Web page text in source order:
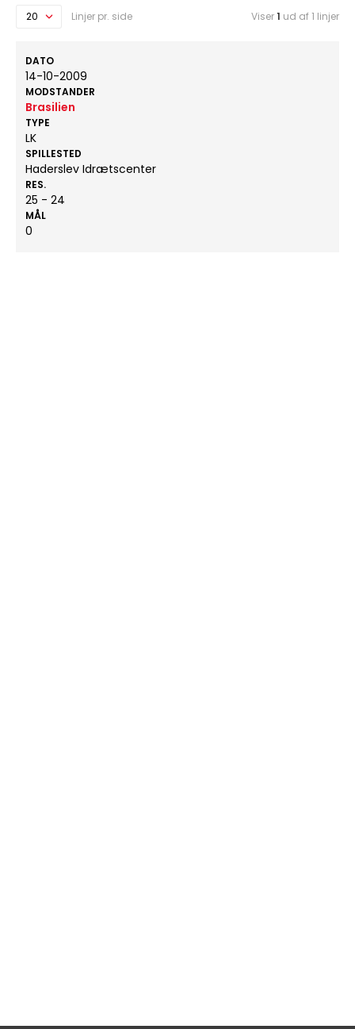
Linjer pr. side Viser1 ud af 1 linjer
DATO
14-10-2009
MODSTANDER
Brasilien
TYPE
LK
SPILLESTED
Haderslev Idrætscenter
RES.
25 - 24
MÅL
0